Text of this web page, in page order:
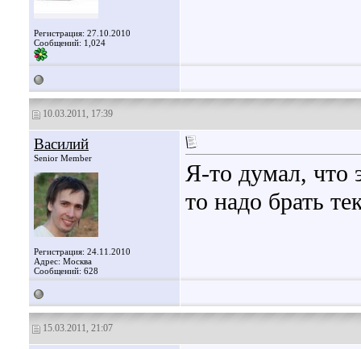
Регистрация: 27.10.2010
Сообщений: 1,024
10.03.2011, 17:39
Василий
Senior Member
Регистрация: 24.11.2010
Адрес: Москва
Сообщений: 628
Я-то думал, что
то надо брать
15.03.2011, 21:07